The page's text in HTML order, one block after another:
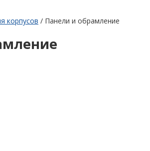
корпусов / Панели и обрамление